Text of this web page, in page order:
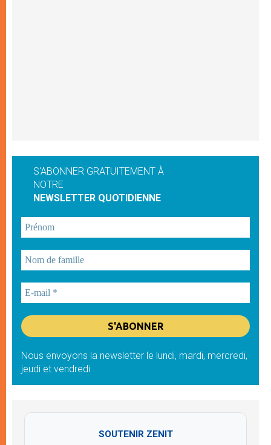
S'ABONNER GRATUITEMENT À
NOTRE
NEWSLETTER QUOTIDIENNE
Nous envoyons la newsletter le lundi, mardi, mercredi,
jeudi et vendredi
SOUTENIR ZENIT